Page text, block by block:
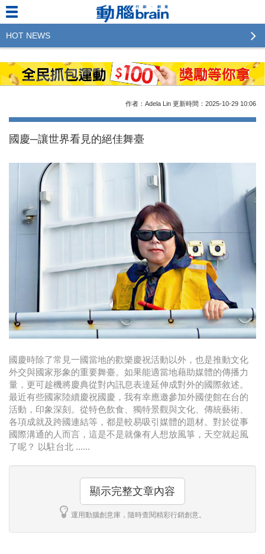
作者：Adela Lin 更新時間：2025-10-29 10:06
國慶─讓世界看見的絕佳舞臺
國慶時除了常見一國當地的歡樂慶祝活動以外，也是推動文化
外交與國家形象的重要舞臺。如果能適當地藉助媒體的傳播力
量，更可趁機將慶典從對內訊息表達延伸成對外的國際敘述。
最近有些國家陸續慶祝國慶，我有幸應邀參加外國使館在台的
活動，印象深刻。從特色飲食、獨特景觀與文化、傳統藝術、
各項成就及跨國連結等，都是較易吸引媒體的題材。對於從事
國際溝通的人而言，這是不是就像有人想放風箏，天空就起風
了呢？ 以駐台北 ......
顯示完整文章內容
運用動腦創意庫，隨時查閱精彩行銷創意。
HOT NEWS
2023行銷傳播傑出貢獻獎 啟動徵件！期許參賽作品
更創新及具影響力
2022行銷傳播傑出貢獻獎得獎名單揭曉，近400位行
2023台灣民生快消品牌排行 14億次國民消費揭曉品
牌足跡贏家
域動行銷公布人事異動
CSD中衛營運長張德成：中衛跳脫框架 玩出口罩新
金獎的代價 牛恆泰：沒人知道我失去什麼！
台灣百事食品 注重品牌體驗創造差異化
牛恆泰：媒體產業蛻變關鍵期，數位轉型該怎麼
搞？（上）